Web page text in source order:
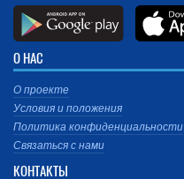
О НАС
О проекте
Условия и положения
Политика конфиденциальности
Связаться с нами
КОНТАКТЫ